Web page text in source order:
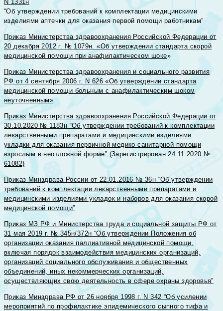
N 1331н
“Об утверждении требований к комплектации медицинскими
изделиями аптечки для оказания первой помощи работникам”
Приказ Министерства здравоохранения Российской Федерации от
20 декабря 2012 г. № 1079н. «Об утверждении стандарта скорой
медицинской помощи при анафилактическом шоке»
Приказ Министерства здравоохранения и социального развития
РФ от 4 сентября 2006 г. N 626 «Об утверждении стандарта
медицинской помощи больным с анафилактическим шоком
неуточненным»
Приказ Министерства здравоохранения Российской Федерации от
30.10.2020 № 1183н “Об утверждении требований к комплектации
лекарственными препаратами и медицинскими изделиями
укладки для оказания первичной медико-санитарной помощи
взрослым в неотложной форме” (Зарегистрирован 24.11.2020 №
61082)
Приказ Минздрава России от 22.01.2016 № 36н “Об утверждении
требований к комплектации лекарственными препаратами и
медицинскими изделиями укладок и наборов для оказания скорой
медицинской помощи”
Приказ МЗ РФ и Министерства труда и социальной защиты РФ от
31 мая 2019 г. № 345н/372н “Об утверждении Положения об
организации оказания паллиативной медицинской помощи,
включая порядок взаимодействия медицинских организаций,
организаций социального обслуживания и общественных
объединений, иных некоммерческих организаций,
осуществляющих свою деятельность в сфере охраны здоровья”
Приказ Минздрава РФ от 26 ноября 1998 г. N 342 “Об усилении
мероприятий по профилактике эпидемического сыпного тифа и